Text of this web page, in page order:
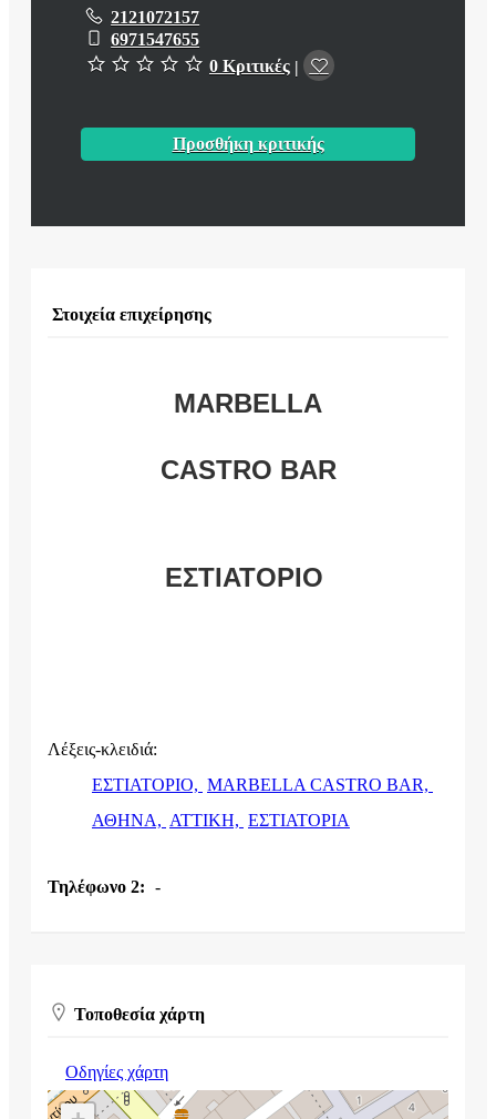
2121072157
6971547655
0 Κριτικές |
Προσθήκη κριτικής
Στοιχεία επιχείρησης
MARBELLA
CASTRO BAR
ΕΣΤΙΑΤΟΡΙΟ
Λέξεις-κλειδιά:
ΕΣΤΙΑΤΟΡΙΟ, MARBELLA CASTRO BAR,
ΑΘΗΝΑ, ΑΤΤΙΚΗ, ΕΣΤΙΑΤΟΡΙΑ
Τηλέφωνο 2: -
Τοποθεσία χάρτη
Οδηγίες χάρτη